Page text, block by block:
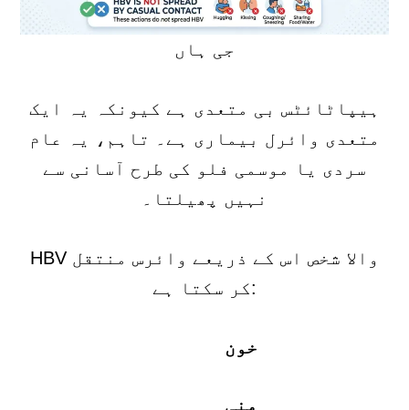
جی ہاں
ہیپاٹائٹس بی متعدی ہے کیونکہ یہ ایک
متعدی وائرل بیماری ہے۔ تاہم، یہ عام
سردی یا موسمی فلو کی طرح آسانی سے
نہیں پھیلتا۔
HBV والا شخص اس کے ذریعے وائرس منتقل
کر سکتا ہے:
خون
منی